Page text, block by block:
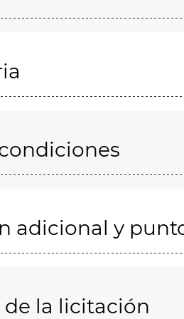
adicional y
de la licitación